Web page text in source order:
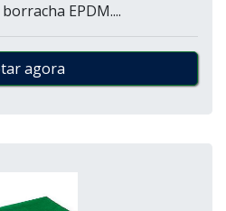
EPDM....
agora